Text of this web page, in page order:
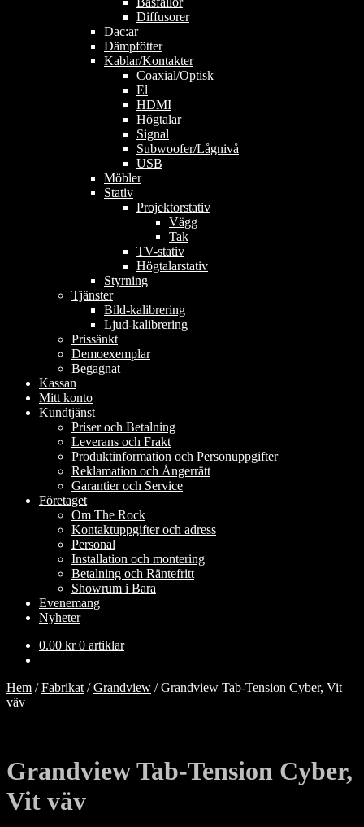
Diffusorer
Dac:ar
Dämpfötter
Kablar/Kontakter
Coaxial/Optisk
El
HDMI
Högtalar
Signal
Subwoofer/Lågnivå
USB
Möbler
Stativ
Projektorstativ
Vägg
Tak
TV-stativ
Högtalarstativ
Styrning
Tjänster
Bild-kalibrering
Ljud-kalibrering
Prissänkt
Demoexemplar
Begagnat
Kassan
Mitt konto
Kundtjänst
Priser och Betalning
Leverans och Frakt
Produktinformation och Personuppgifter
Reklamation och Ångerrätt
Garantier och Service
Företaget
Om The Rock
Kontaktuppgifter och adress
Personal
Installation och montering
Betalning och Räntefritt
Showrum i Bara
Evenemang
Nyheter
0.00 kr 0 artiklar
Hem /Fabrikat /Grandview /Grandview Tab-Tension Cyber, Vit
väv
Grandview Tab-Tension Cyber,
Vit väv